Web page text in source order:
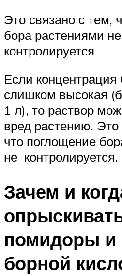
Это связано с тем,
бора растениями не
контролируется
Если концентрация
слишком высокая
1 л), то раствор
вред растению. Это
что поглощение
не контролируется.
Зачем и
помидоры и
борной